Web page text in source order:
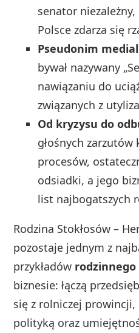
senator
Polsce zdarza się
Pseudonim
bywał nazywany
nawiązaniu do
związanych z
Od kryzysu do
głośnych
procesów,
odsiadki, a jego
list najbogatszych
Rodzina Stokłosów –
pozostaje jednym z
przykładów rodzinnego
biznesie: łączą
się z rolniczej prowincji,
polityką oraz